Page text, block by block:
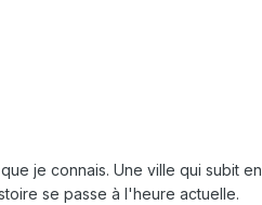
je connais. Une ville qui subit en
se passe à l'heure actuelle.